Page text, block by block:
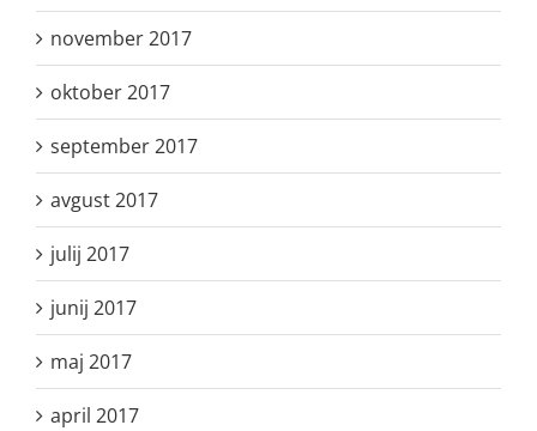
november 2017
oktober 2017
september 2017
avgust 2017
julij 2017
junij 2017
maj 2017
april 2017